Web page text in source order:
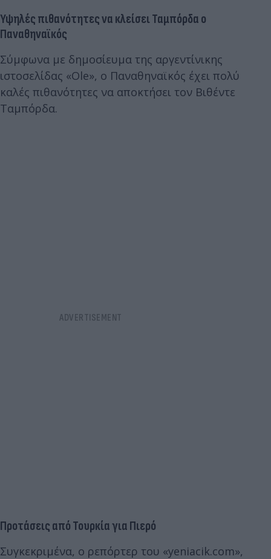
Υψηλές πιθανότητες να κλείσει Ταμπόρδα ο
Παναθηναϊκός
Σύμφωνα με δημοσίευμα της αργεντίνικης
ιστοσελίδας «Ole», ο Παναθηναϊκός έχει πολύ
καλές πιθανότητες να αποκτήσει τον Βιθέντε
Ταμπόρδα.
Προτάσεις από Τουρκία για Πιερό
Συγκεκριμένα, ο ρεπόρτερ του «yeniacik.com»,